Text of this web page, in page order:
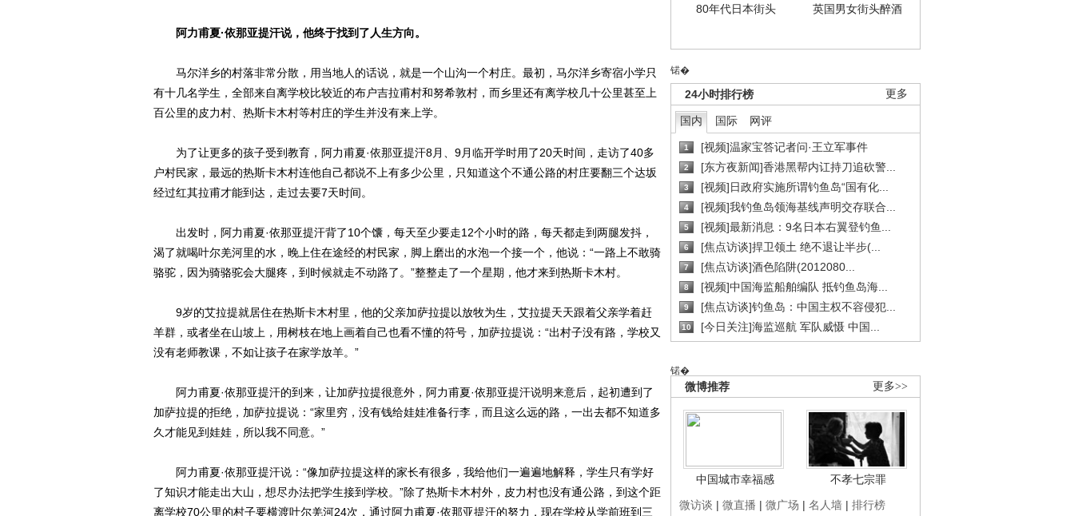
80年代日本街头 英国男女街头醉酒
锘�
更多
24小时排行榜
国内 国际 网评
1 [视频]温家宝答记者问·王立军事件
2 [东方夜新闻]香港黑帮内讧持刀追砍警...
3 [视频]日政府实施所谓钓鱼岛“国有化...
4 [视频]我钓鱼岛领海基线声明交存联合...
5 [视频]最新消息：9名日本右翼登钓鱼...
6 [焦点访谈]捍卫领土 绝不退让半步(...
7 [焦点访谈]酒色陷阱(2012080...
8 [视频]中国海监船舶编队 抵钓鱼岛海...
9 [焦点访谈]钓鱼岛：中国主权不容侵犯...
10 [今日关注]海监巡航 军队威慑 中国...
锘�
更多>>
微博推荐
中国城市幸福感
不孝七宗罪
微访谈 | 微直播 | 微广场 | 名人墙 | 排行榜
阿力甫夏·依那亚提汗说，他终于找到了人生方向。
马尔洋乡的村落非常分散，用当地人的话说，就是一个山沟一个村庄。最初，马尔洋乡寄宿小学只
有十几名学生，全部来自离学校比较近的布户吉拉甫村和努希敦村，而乡里还有离学校几十公里甚至上
百公里的皮力村、热斯卡木村等村庄的学生并没有来上学。
为了让更多的孩子受到教育，阿力甫夏·依那亚提汗8月、9月临开学时用了20天时间，走访了40多
户村民家，最远的热斯卡木村连他自己都说不上有多少公里，只知道这个不通公路的村庄要翻三个达坂
经过红其拉甫才能到达，走过去要7天时间。
出发时，阿力甫夏·依那亚提汗背了10个馕，每天至少要走12个小时的路，每天都走到两腿发抖，
渴了就喝叶尔羌河里的水，晚上住在途经的村民家，脚上磨出的水泡一个接一个，他说：“一路上不敢骑
骆驼，因为骑骆驼会大腿疼，到时候就走不动路了。”整整走了一个星期，他才来到热斯卡木村。
9岁的艾拉提就居住在热斯卡木村里，他的父亲加萨拉提以放牧为生，艾拉提天天跟着父亲学着赶
羊群，或者坐在山坡上，用树枝在地上画着自己也看不懂的符号，加萨拉提说：“出村子没有路，学校又
没有老师教课，不如让孩子在家学放羊。”
阿力甫夏·依那亚提汗的到来，让加萨拉提很意外，阿力甫夏·依那亚提汗说明来意后，起初遭到了
加萨拉提的拒绝，加萨拉提说：“家里穷，没有钱给娃娃准备行李，而且这么远的路，一出去都不知道多
久才能见到娃娃，所以我不同意。”
阿力甫夏·依那亚提汗说：“像加萨拉提这样的家长有很多，我给他们一遍遍地解释，学生只有学好
了知识才能走出大山，想尽办法把学生接到学校。”除了热斯卡木村外，皮力村也没有通公路，到这个距
离学校70公里的村子要横渡叶尔羌河24次，通过阿力甫夏·依那亚提汗的努力，现在学校从学前班到三